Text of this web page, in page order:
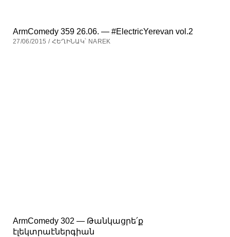
ArmComedy 359 26.06. — #ElectricYerevan vol.2
27/06/2015 / ՀԵՂԻՆԱԿ՝ NAREK
ArmComedy 302 — Թանկացրե՛ք
էլեկտրաէներգիան